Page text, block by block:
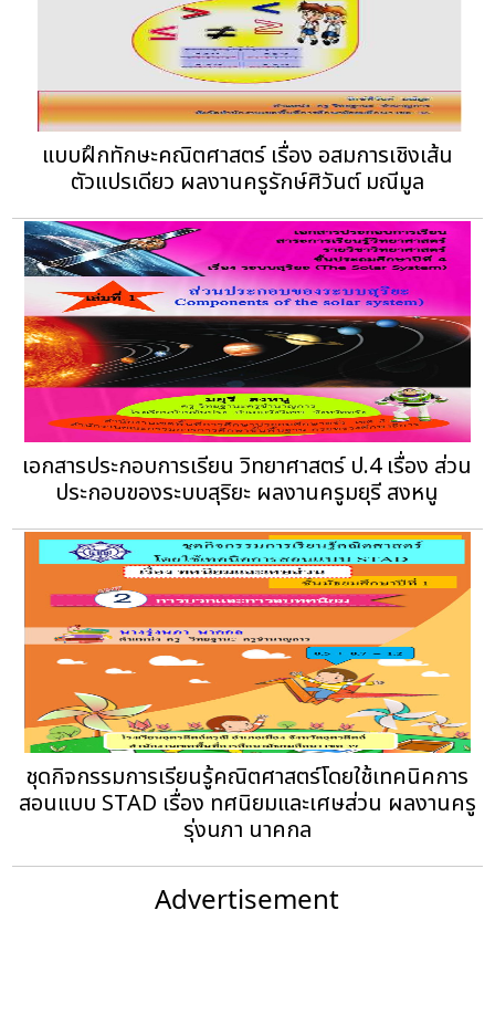
แบบฝึกทักษะคณิตศาสตร์ เรื่อง อสมการเชิงเส้น
ตัวแปรเดียว ผลงานครูรักษ์ศิวันต์ มณีมูล
เอกสารประกอบการเรียน วิทยาศาสตร์ ป.4 เรื่อง ส่วน
ประกอบของระบบสุริยะ ผลงานครูมยุรี สงหนู
ชุดกิจกรรมการเรียนรู้คณิตศาสตร์โดยใช้เทคนิคการ
สอนแบบ STAD เรื่อง ทศนิยมและเศษส่วน ผลงานครู
รุ่งนภา นาคกล
Advertisement